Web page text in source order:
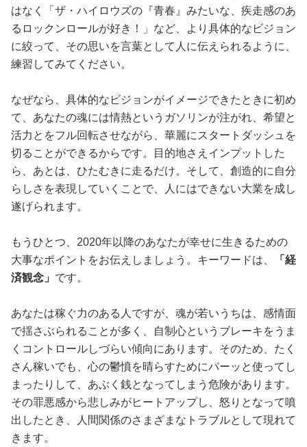
はなく「ザ・ハイロウズの『青春』みたいな、疾走感のあ
るロックンロールが好き！」など、より具体的なビジョン
に絞って、その思いを言葉として人に伝えられるように、
練習してみてください。
なぜなら、具体的なビジョンがイメージできたときに初め
て、あなたの魂には情熱というガソリンが注がれ、希望と
活力とをフル回転させながら、華麗にスタートダッシュを
切ることができるからです。目的地さえインプットした
ら、あとは、ひたむきに走るだけ。そして、創造的に自分
らしさを表現していくことで、人にはできない大業を成し
遂げられます。
もうひとつ、2020年以降のあなたが幸せに生きるための
大事なポイントをお伝えしましょう。キーワードは、
「経
済観念」 です。
あなたは稼ぐ力のある人ですが、魂が若いうちは、感情面
で揺さぶられることが多く、自制心というブレーキをうま
くコントロールしづらい傾向にあります。そのため、たく
さん稼いでも、心の鬱憤を晴らすためにパーッと使ってし
まったりして、あぶく銭となってしまう危険があります。
その罪悪感から悲しみがヒートアップし、怒りとなって噴
出したとき、人間関係のさまざまなトラブルとして現れて
きます。